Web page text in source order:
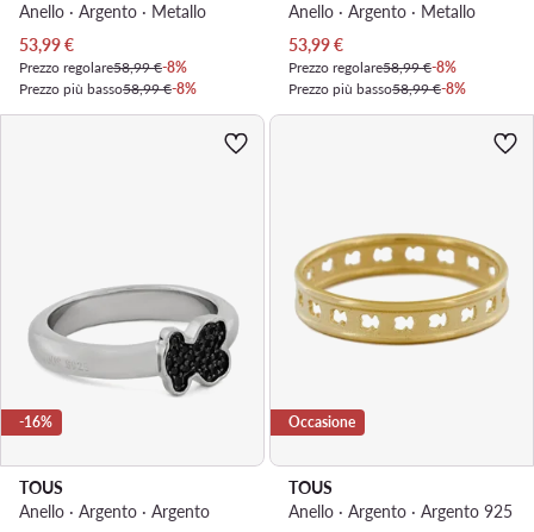
Anello · Argento · Metallo
Prezzo attuale
53,99€
Prezzo regolare58,99 €-8%
Prezzo più basso58,99 €-8%
Anello · Argento · Metallo
Prezzo attuale
53,99€
Prezzo regolare58,99 €-8%
Prezzo più basso58,99 €-8%
-16%
TOUS
Anello · Argento · Argento
Occasione
TOUS
Anello · Argento · Argento 925